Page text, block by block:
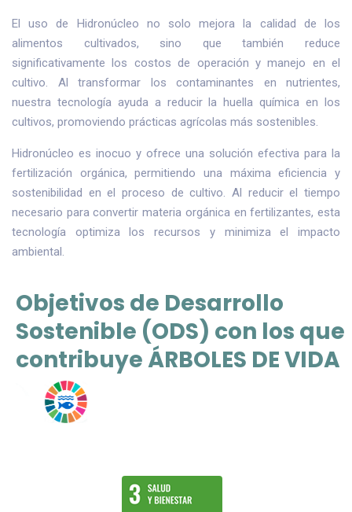
El uso de Hidronúcleo no solo mejora la calidad de los
alimentos cultivados, sino que también reduce
significativamente los costos de operación y manejo en el
cultivo. Al transformar los contaminantes en nutrientes,
nuestra tecnología ayuda a reducir la huella química en los
cultivos, promoviendo prácticas agrícolas más sostenibles.
Hidronúcleo es inocuo y ofrece una solución efectiva para la
fertilización orgánica, permitiendo una máxima eficiencia y
sostenibilidad en el proceso de cultivo. Al reducir el tiempo
necesario para convertir materia orgánica en fertilizantes, esta
tecnología optimiza los recursos y minimiza el impacto
ambiental.
Objetivos de Desarrollo
Sostenible (ODS) con los que
contribuye ÁRBOLES DE VIDA